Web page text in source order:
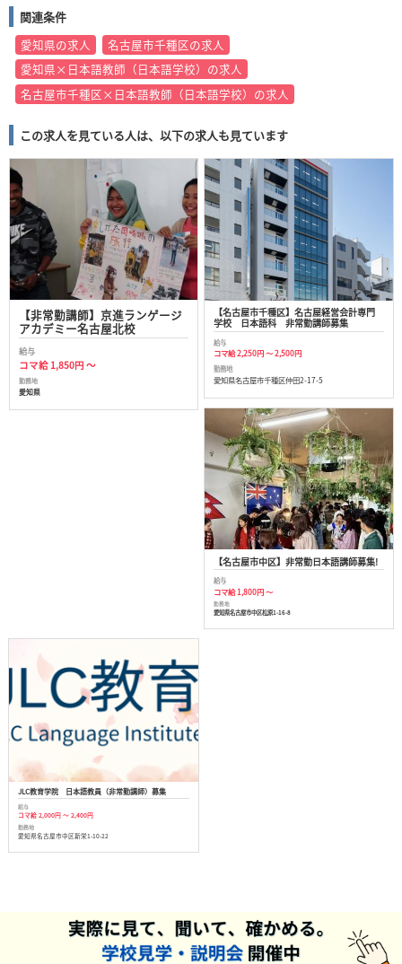
関連条件
愛知県の求人
名古屋市千種区の求人
愛知県×日本語教師（日本語学校）の求人
名古屋市千種区×日本語教師（日本語学校）の求人
この求人を見ている人は、以下の求人も見ています
【非常勤講師】京進ランゲージ
アカデミー名古屋北校
給与
コマ給 1,850円 ～
勤務地
愛知県
【名古屋市千種区】名古屋経営会計専門
学校 日本語科 非常勤講師募集
給与
コマ給 2,250円 ～ 2,500円
勤務地
愛知県名古屋市千種区仲田2-17-5
【名古屋市中区】非常勤日本語講師募集!
給与
コマ給 1,800円 ～
勤務地
愛知県名古屋市中区松原1-16-8
JLC教育学院 日本語教員（非常勤講師）募集
給与
コマ給 2,000円 ～ 2,400円
勤務地
愛知県名古屋市中区新栄1-10-22